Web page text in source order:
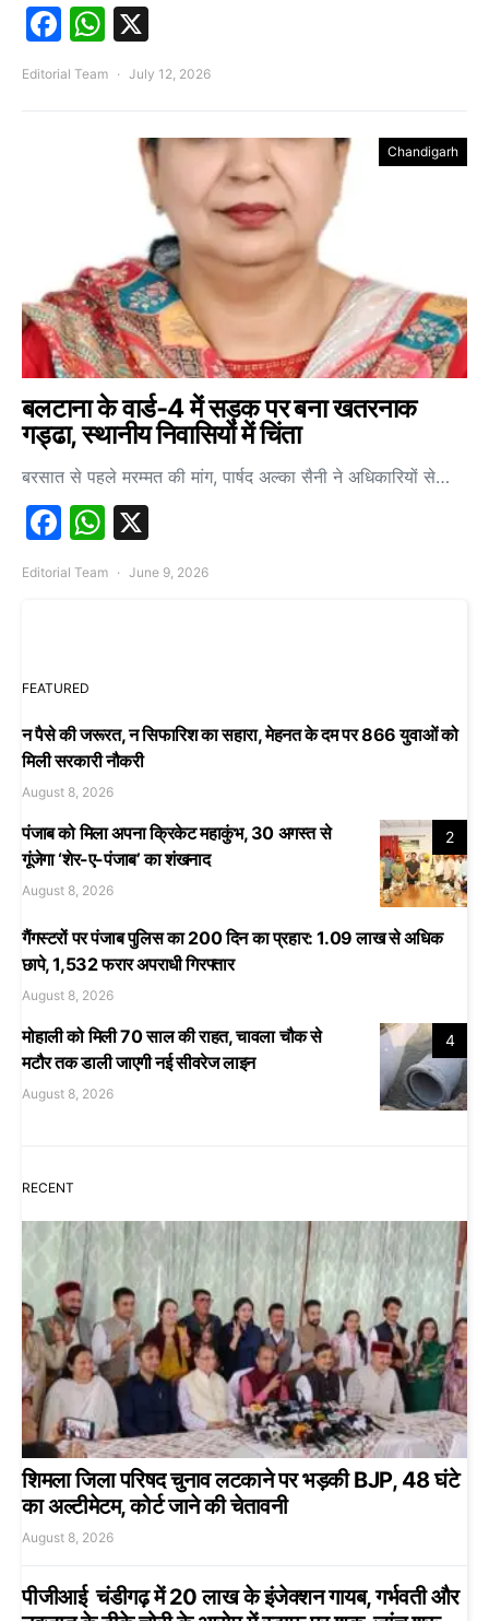
Facebook
WhatsApp
Editorial Team July 12, 2026
Chandigarh
बलटाना के वार्ड-4 में सड़क पर बना खतरनाक
गड्ढा, स्थानीय निवासियों में चिंता
बरसात से पहले मरम्मत की मांग, पार्षद अल्का सैनी ने अधिकारियों से…
Facebook
WhatsApp
Editorial Team June 9, 2026
FEATURED
न पैसे की जरूरत, न सिफारिश का सहारा, मेहनत के दम पर 866 युवाओं को
मिली सरकारी नौकरी
August 8, 2026
2
पंजाब को मिला अपना क्रिकेट महाकुंभ, 30 अगस्त से
गूंजेगा ‘शेर-ए-पंजाब’ का शंखनाद
August 8, 2026
गैंगस्टरों पर पंजाब पुलिस का 200 दिन का प्रहार: 1.09 लाख से अधिक
छापे, 1,532 फरार अपराधी गिरफ्तार
August 8, 2026
4
मोहाली को मिली 70 साल की राहत, चावला चौक से
मटौर तक डाली जाएगी नई सीवरेज लाइन
August 8, 2026
RECENT
शिमला जिला परिषद चुनाव लटकाने पर भड़की BJP, 48 घंटे
का अल्टीमेटम, कोर्ट जाने की चेतावनी
August 8, 2026
पीजीआई चंडीगढ़ में 20 लाख के इंजेक्शन गायब, गर्भवती और